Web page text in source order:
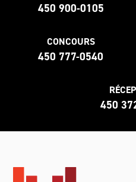
450 900-0105
CONCOURS
450 777-0540
450